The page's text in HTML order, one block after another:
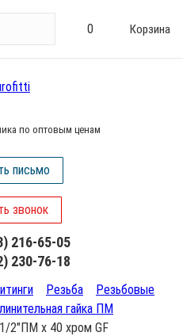
0 Корзина
по оптовым ценам
письмо
звонок
216-65-05
230-76-18
Резьба
Резьбовые
гайка ПМ
1/2"ПМ х 40 хром GF